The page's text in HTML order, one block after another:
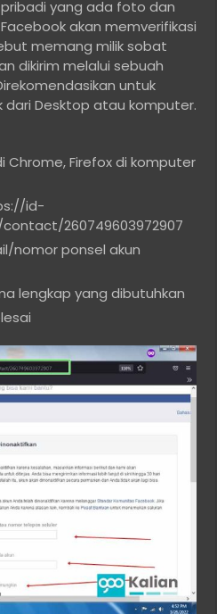
yang ada foto dan
akan memverifikasi
memang milik sobat
dikirim melalui sebuah
untuk
dari Desktop atau komputer.
Chrome, Firefox di komputer
id-
260749603972907
nomor ponsel akun
lengkap yang dibutuhkan